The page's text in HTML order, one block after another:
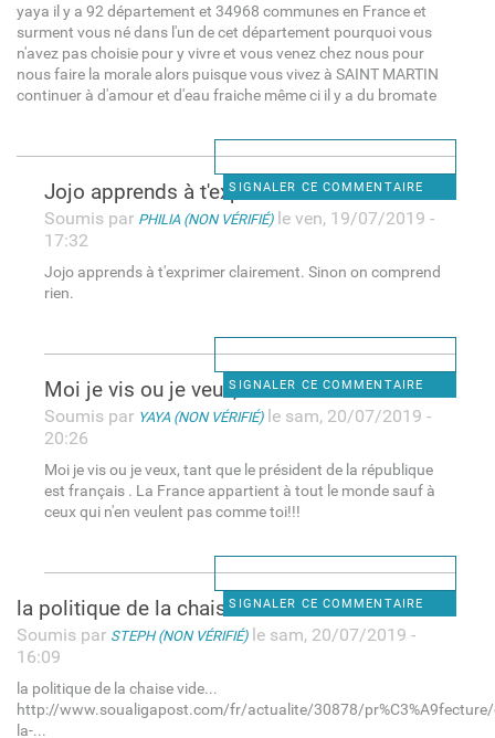
yaya il y a 92 département et 34968 communes en France et
surment vous né dans l'un de cet département pourquoi vous
n'avez pas choisie pour y vivre et vous venez chez nous pour
nous faire la morale alors puisque vous vivez à SAINT MARTIN
continuer à d'amour et d'eau fraiche même ci il y a du bromate
SIGNALER CE COMMENTAIRE
Jojo apprends à t'exprimer
Soumis par PHILIA (NON VÉRIFIÉ)le ven, 19/07/2019 -
17:32
Jojo apprends à t'exprimer clairement. Sinon on comprend
rien.
SIGNALER CE COMMENTAIRE
Moi je vis ou je veux, tant
Soumis par YAYA (NON VÉRIFIÉ)le sam, 20/07/2019 -
20:26
Moi je vis ou je veux, tant que le président de la république
est français . La France appartient à tout le monde sauf à
ceux qui n'en veulent pas comme toi!!!
SIGNALER CE COMMENTAIRE
la politique de la chaise
Soumis par STEPH (NON VÉRIFIÉ)le sam, 20/07/2019 -
16:09
la politique de la chaise vide...
http://www.soualigapost.com/fr/actualite/30878/
la-...